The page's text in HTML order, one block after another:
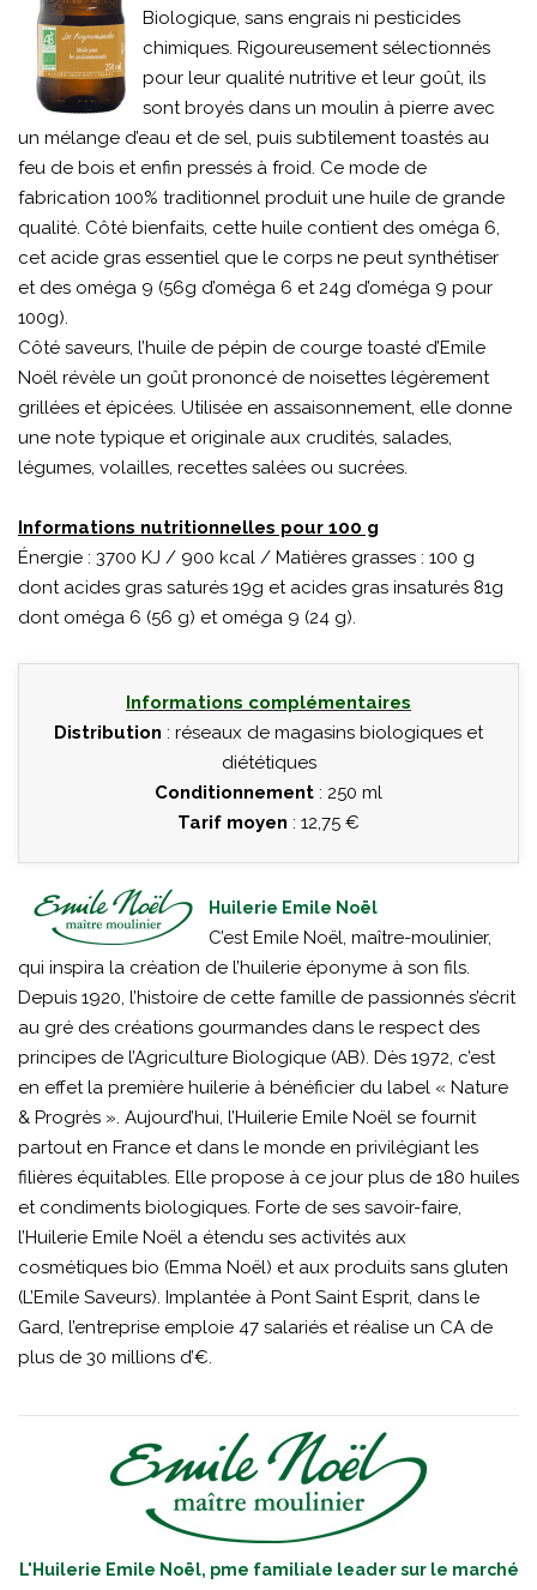
Biologique, sans engrais ni pesticides
chimiques. Rigoureusement sélectionnés
pour leur qualité nutritive et leur goût, ils
sont broyés dans un moulin à pierre avec
un mélange d’eau et de sel, puis subtilement toastés au
feu de bois et enfin pressés à froid. Ce mode de
fabrication 100% traditionnel produit une huile de grande
qualité. Côté bienfaits, cette huile contient des oméga 6,
cet acide gras essentiel que le corps ne peut synthétiser
et des oméga 9 (56g d’oméga 6 et 24g d’oméga 9 pour
100g).
Côté saveurs, l’huile de pépin de courge toasté d’Emile
Noël révèle un goût prononcé de noisettes légèrement
grillées et épicées. Utilisée en assaisonnement, elle donne
une note typique et originale aux crudités, salades,
légumes, volailles, recettes salées ou sucrées.
Informations nutritionnelles pour 100 g
Énergie : 3700 KJ / 900 kcal / Matières grasses : 100 g
dont acides gras saturés 19g et acides gras insaturés 81g
dont oméga 6 (56 g) et oméga 9 (24 g).
Informations complémentaires
Distribution : réseaux de magasins biologiques et
diététiques
Conditionnement : 250 ml
Tarif moyen : 12,75 €
Huilerie Emile Noël
C’est Emile Noël, maître-moulinier,
qui inspira la création de l’huilerie éponyme à son fils.
Depuis 1920, l’histoire de cette famille de passionnés s’écrit
au gré des créations gourmandes dans le respect des
principes de l’Agriculture Biologique (AB). Dès 1972, c’est
en effet la première huilerie à bénéficier du label « Nature
& Progrès ». Aujourd’hui, l’Huilerie Emile Noël se fournit
partout en France et dans le monde en privilégiant les
filières équitables. Elle propose à ce jour plus de 180 huiles
et condiments biologiques. Forte de ses savoir-faire,
l’Huilerie Emile Noël a étendu ses activités aux
cosmétiques bio (Emma Noël) et aux produits sans gluten
(L’Emile Saveurs). Implantée à Pont Saint Esprit, dans le
Gard, l’entreprise emploie 47 salariés et réalise un CA de
plus de 30 millions d’€.
L'Huilerie Emile Noël, pme familiale leader sur le marché